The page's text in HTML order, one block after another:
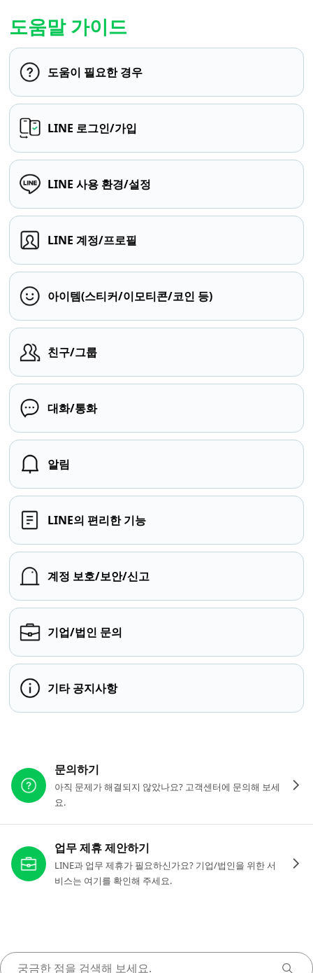
도움말 가이드
도움이 필요한 경우
LINE 로그인/가입
LINE 사용 환경/설정
LINE 계정/프로필
아이템(스티커/이모티콘/코인 등)
친구/그룹
대화/통화
알림
LINE의 편리한 기능
계정 보호/보안/신고
기업/법인 문의
기타 공지사항
문의하기
아직 문제가 해결되지 않았나요? 고객센터에 문의해 보세
요.
업무 제휴 제안하기
LINE과 업무 제휴가 필요하신가요? 기업/법인을 위한 서
비스는 여기를 확인해 주세요.